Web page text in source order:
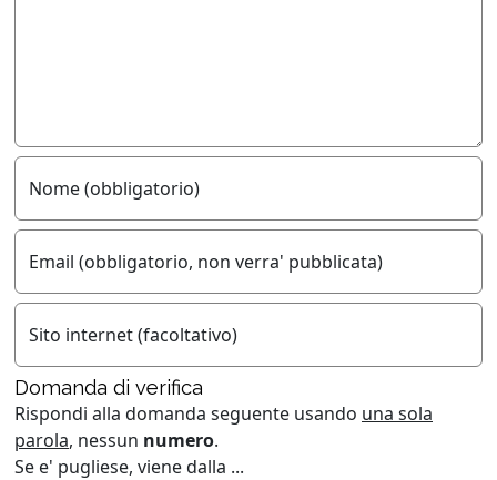
Nome (obbligatorio)
Email (obbligatorio, non verra' pubblicata)
Sito internet (facoltativo)
Domanda di verifica
Rispondi alla domanda seguente usando una sola
parola, nessun numero.
Se e' pugliese, viene dalla ...